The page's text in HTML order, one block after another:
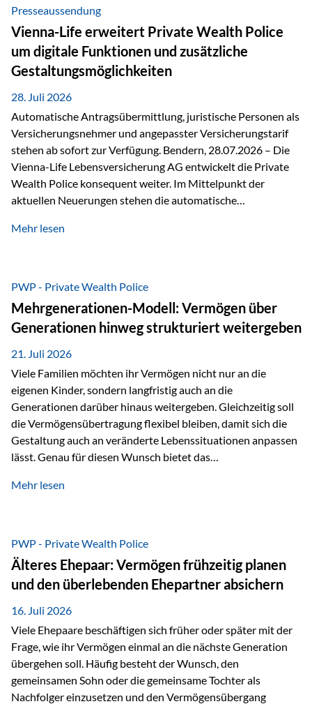
administrative Aufgaben, beschleunigen Abläufe und
schaffen mehr Zeit für das Wesentliche: die persönliche
Beratung. Gerade deshalb wird die individuelle Betreuung
zum entscheidenden Erfolgsfaktor. Technologie kann
unterstützen, Vertrauen entsteht jedoch weiterhin im
persönlichen Gespräch. Bei der Vienna-Life reagieren…
Presseaussendung
Vienna-Life erweitert Private Wealth Police
um digitale Funktionen und zusätzliche
Gestaltungsmöglichkeiten
28. Juli 2026
Automatische Antragsübermittlung, juristische Personen als
Versicherungsnehmer und angepasster Versicherungstarif
stehen ab sofort zur Verfügung. Bendern, 28.07.2026 – Die
Vienna-Life Lebensversicherung AG entwickelt die Private
Wealth Police konsequent weiter. Im Mittelpunkt der
aktuellen Neuerungen stehen die automatische
als Versicherungsnehmer einzusetzen, sowie eine
Abwicklung für Vertriebspartner deutlich effizienter
gestaltet. Anträge werden direkt elektronisch übermittelt,
Medienbrüche reduziert und die weitere Bearbeitung
beschleunigt. Ab sofort können auch juristische Personen,
wie Kapitalgesellschaften oder Stiftungen, als
Versicherungsnehmer eingesetzt werden. Damit erweitert
die Vienna-Life die Einsatzmöglichkeiten der Private Wealth
Police insbesondere für…
Mehr lesen
PWP - Private Wealth Police
Mehrgenerationen-Modell: Vermögen über
Generationen hinweg strukturiert weitergeben
21. Juli 2026
Viele Familien möchten ihr Vermögen nicht nur an die
eigenen Kinder, sondern langfristig auch an die
Generationen darüber hinaus weitergeben. Gleichzeitig soll
die Vermögensübertragung flexibel bleiben, damit sich die
Gestaltung auch an veränderte Lebenssituationen anpassen
lässt. Genau für diesen Wunsch bietet das
Vienna-Life eine interessante Lösung. Es ermöglicht,
Ausgangssituation Stellen Sie sich folgende Familie vor: Die
Großeltern haben über viele Jahre Vermögen aufgebaut. Ihr
Wunsch ist es, dieses Vermögen nicht nur den eigenen
Kindern, sondern langfristig auch den Enkeln zukommen zu…
Mehr lesen
PWP - Private Wealth Police
Älteres Ehepaar: Vermögen frühzeitig planen
und den überlebenden Ehepartner absichern
16. Juli 2026
Viele Ehepaare beschäftigen sich früher oder später mit der
Frage, wie ihr Vermögen einmal an die nächste Generation
übergehen soll. Häufig besteht der Wunsch, den
gemeinsamen Sohn oder die gemeinsame Tochter als
Nachfolger einzusetzen und den Vermögensübergang